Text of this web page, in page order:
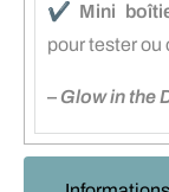
✔️ Mini
pour tester
– Glow in the